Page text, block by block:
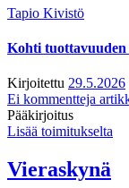
Tapio Kivistö
Kohti tuottavuuden
Kirjoitettu 29.5.2026
Ei kommentteja
Pääkirjoitus
Lisää toimitukselta
Vieraskynä